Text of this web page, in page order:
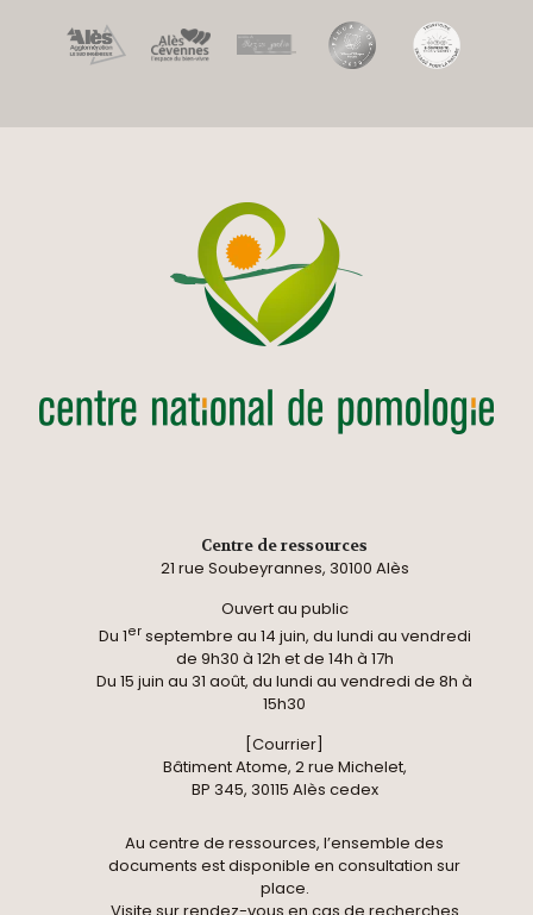
Centre de ressources
21 rue Soubeyrannes, 30100 Alès
Ouvert au public
Du 1erseptembre au 14 juin, du lundi au vendredi
de 9h30 à 12h et de 14h à 17h
Du 15 juin au 31 août, du lundi au vendredi de 8h à
15h30
[Courrier]
Bâtiment Atome, 2 rue Michelet,
BP 345, 30115 Alès cedex
Au centre de ressources, l’ensemble des
documents est disponible en consultation sur
place.